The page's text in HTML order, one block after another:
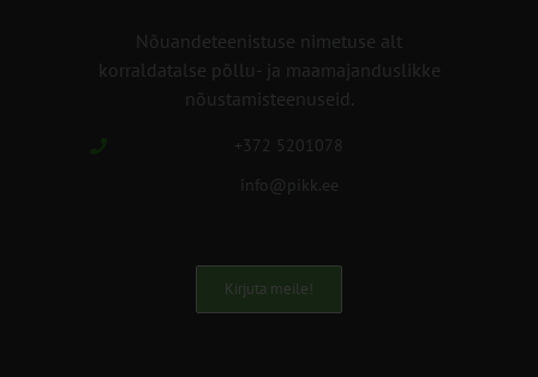
Nõuandeteenistuse nimetuse alt
korraldatalse põllu- ja maamajanduslikke
nõustamisteenuseid.
+372 5201078
info@pikk.ee
Kirjuta meile!